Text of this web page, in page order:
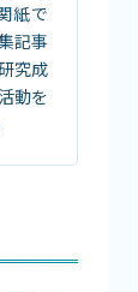
紙で
記事
究成
動を